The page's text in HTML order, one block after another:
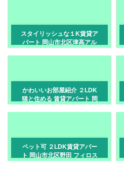
スタイリッシュな１K賃貸ア
パート 岡山市北区津高アル
かわいいお部屋紹介 ２LDK
猫と住める 賃貸アパート 岡
ペット可 ２LDK賃貸アパー
ト 岡山市北区野田 フィロス